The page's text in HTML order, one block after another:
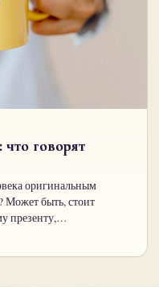
говорят
оригинальным
Может быть, стоит
презенту,…